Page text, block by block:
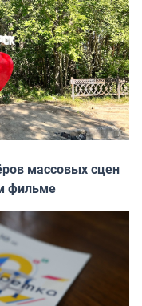
массовых сцен
фильме